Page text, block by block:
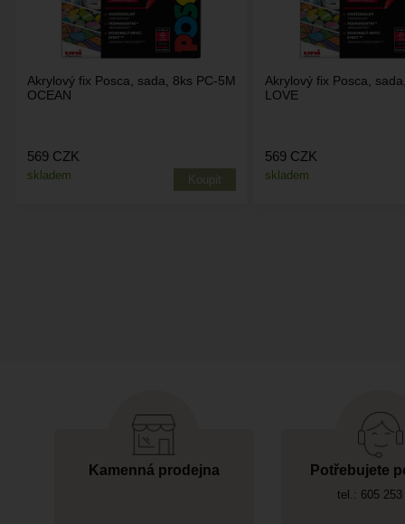
Akrylový fix Posca, sada, 8ks PC-5M
OCEAN
skladem
569 CZK
Akrylový fix Posca,
LOVE
skladem
569 CZK
Kamenná prodejna Potřebujete
tel.: 605 253